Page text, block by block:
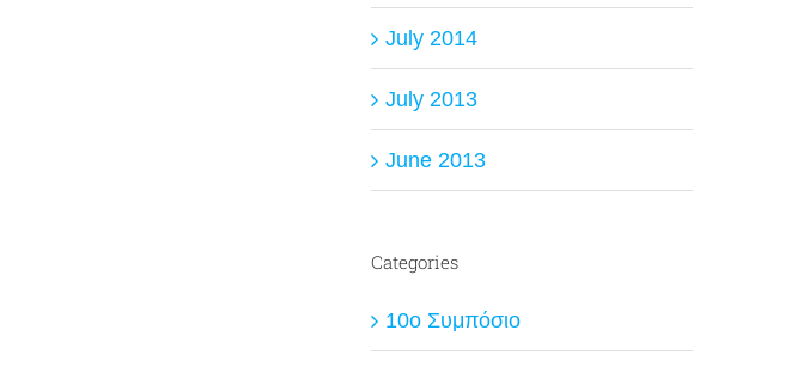
July 2014
July 2013
June 2013
Categories
10ο Συμπόσιο